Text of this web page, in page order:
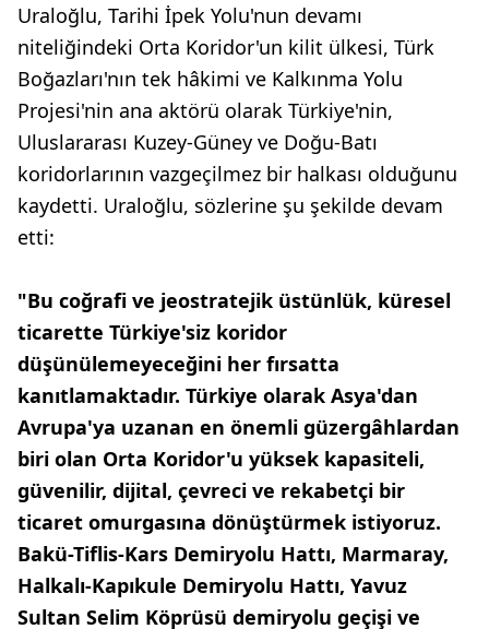
Uraloğlu, Tarihi İpek Yolu'nun devamı
niteliğindeki Orta Koridor'un kilit ülkesi, Türk
Boğazları'nın tek hâkimi ve Kalkınma Yolu
Projesi'nin ana aktörü olarak Türkiye'nin,
Uluslararası Kuzey-Güney ve Doğu-Batı
koridorlarının vazgeçilmez bir halkası olduğunu
kaydetti. Uraloğlu, sözlerine şu şekilde devam
etti:
"Bu coğrafi ve jeostratejik üstünlük, küresel
ticarette Türkiye'siz koridor
düşünülemeyeceğini her fırsatta
kanıtlamaktadır. Türkiye olarak Asya'dan
Avrupa'ya uzanan en önemli güzergâhlardan
biri olan Orta Koridor'u yüksek kapasiteli,
güvenilir, dijital, çevreci ve rekabetçi bir
ticaret omurgasına dönüştürmek istiyoruz.
Bakü-Tiflis-Kars Demiryolu Hattı, Marmaray,
Halkalı-Kapıkule Demiryolu Hattı, Yavuz
Sultan Selim Köprüsü demiryolu geçişi ve